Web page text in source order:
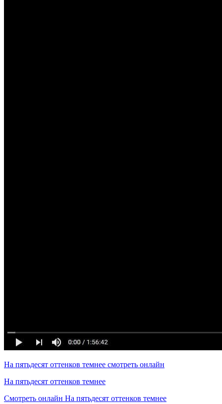
На пятьдесят оттенков темнее смотреть онлайн
На пятьдесят оттенков темнее
Смотреть онлайн На пятьдесят оттенков темнее